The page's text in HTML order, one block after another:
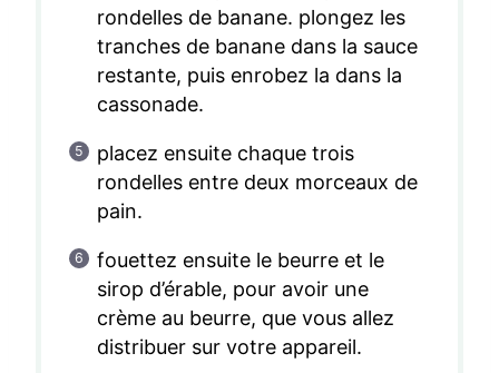
rondelles de banane. plongez les
tranches de banane dans la sauce
restante, puis enrobez la dans la
cassonade.
placez ensuite chaque trois
rondelles entre deux morceaux de
pain.
fouettez ensuite le beurre et le
sirop d’érable, pour avoir une
crème au beurre, que vous allez
distribuer sur votre appareil.